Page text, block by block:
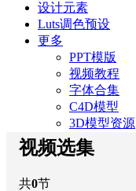
设计元素
Luts调色预设
更多
PPT模版
视频教程
字体合集
C4D模型
3D模型资源
视频选集
共0节